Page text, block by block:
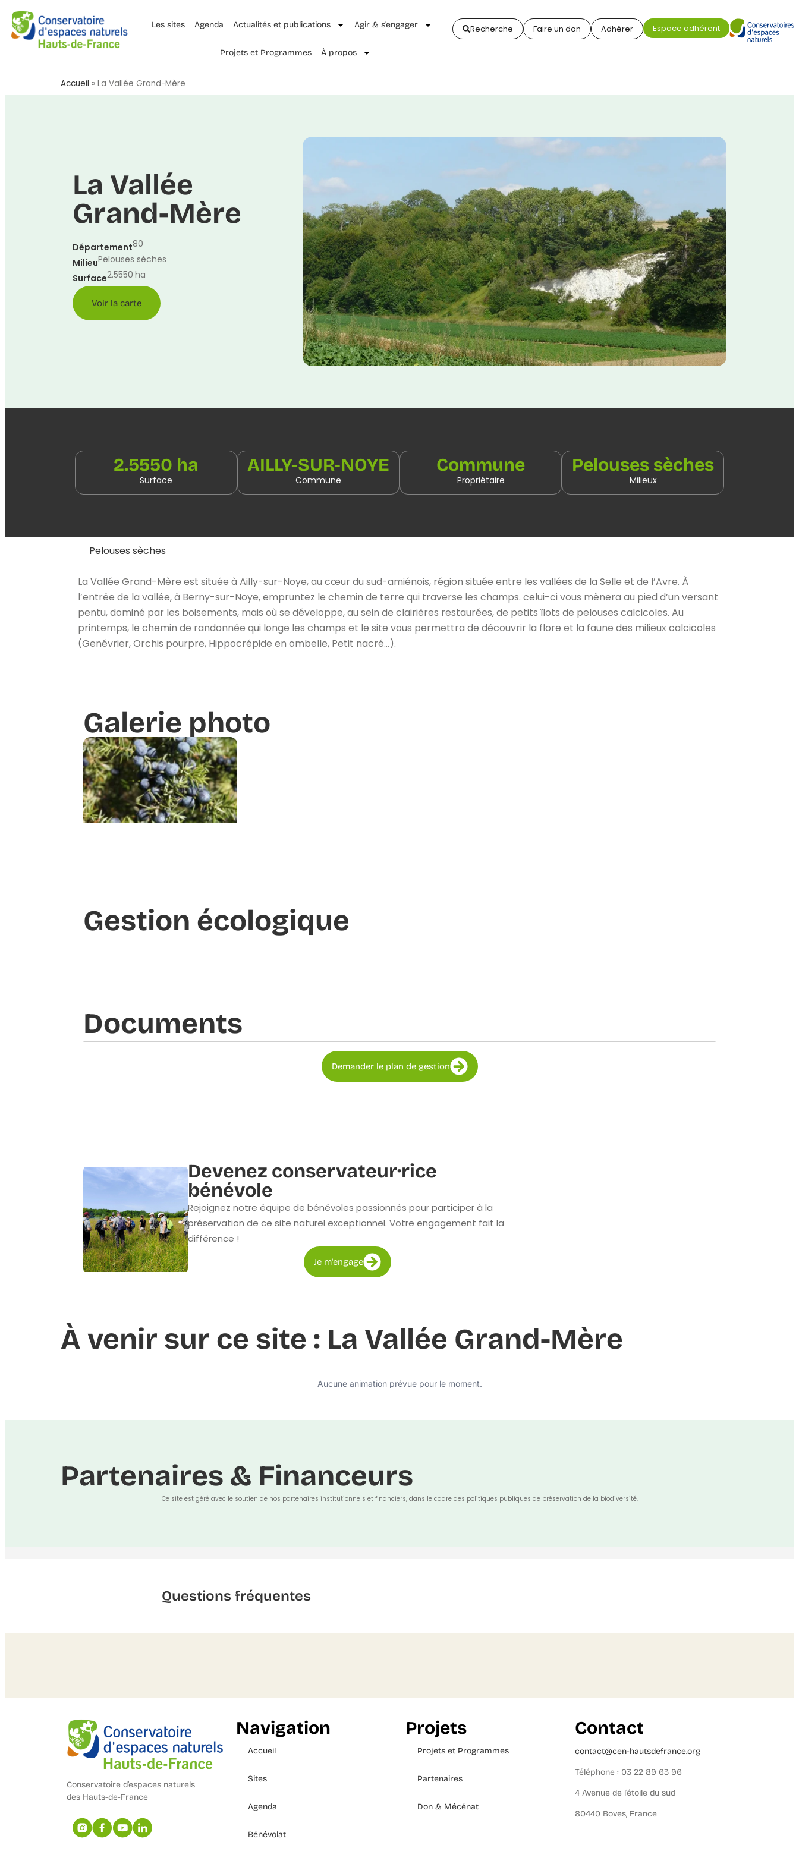
Les sites Agenda Actualités et publications Agir & s’engager
Projets et Programmes À propos
Recherche Faire un don Adhérer Espace adhérent
Accueil » La Vallée Grand-Mère
La Vallée
Grand-Mère
Département80
MilieuPelouses sèches
Surface2.5550 ha
Voir la carte
2.5550 ha
Surface
AILLY-SUR-NOYE
Commune
Commune
Propriétaire
Pelouses sèches
Milieux
Pelouses sèches
La Vallée Grand-Mère est située à Ailly-sur-Noye, au cœur du sud-amiénois, région située entre les vallées de la Selle et de l’Avre. À
l’entrée de la vallée, à Berny-sur-Noye, empruntez le chemin de terre qui traverse les champs. celui-ci vous mènera au pied d’un versant
pentu, dominé par les boisements, mais où se développe, au sein de clairières restaurées, de petits îlots de pelouses calcicoles. Au
printemps, le chemin de randonnée qui longe les champs et le site vous permettra de découvrir la flore et la faune des milieux calcicoles
(Genévrier, Orchis pourpre, Hippocrépide en ombelle, Petit nacré…).
Galerie photo
Gestion écologique
Documents​
Demander le plan de gestion
Devenez conservateur·rice
bénévole
Rejoignez notre équipe de bénévoles passionnés pour participer à la
préservation de ce site naturel exceptionnel. Votre engagement fait la
différence !
Je m'engage
À venir sur ce site : La Vallée Grand-Mère
Aucune animation prévue pour le moment.
Partenaires & Financeurs
Ce site est géré avec le soutien de nos partenaires institutionnels et financiers, dans le cadre des politiques publiques de préservation de la biodiversité.
Questions fréquentes
Conservatoire d’espaces naturels
des Hauts-de-France
Navigation
Accueil
Sites
Agenda
Bénévolat
Projets
Projets et Programmes
Partenaires
Don & Mécénat
Contact
contact@cen-hautsdefrance.org
Téléphone : 03 22 89 63 96
4 Avenue de l’étoile du sud
80440 Boves, France